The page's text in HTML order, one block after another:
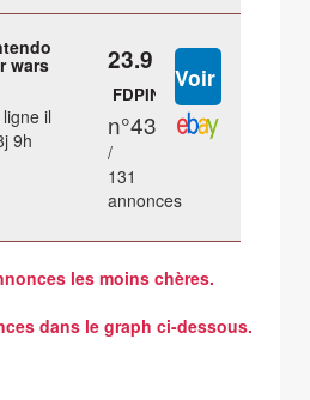
wars
il
9h
23.9 €
FDPIN
n°43
/
131
annonces
les moins chères.
dans le graph ci-dessous.